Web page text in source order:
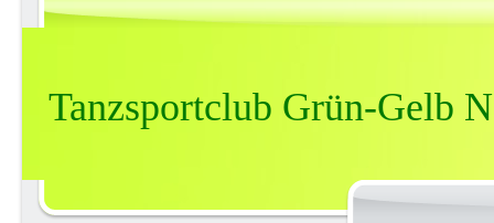
Tanzsportclub Grün-Gelb